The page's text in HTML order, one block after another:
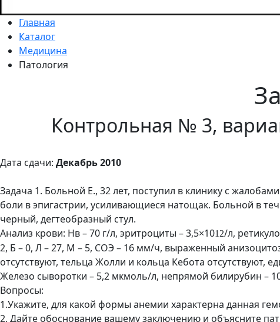
Главная
Каталог
Медицина
Патология
Контрольная № 3,
Дата сдачи: Декабрь 2010
Задача 1. Больной Е., 32 лет, поступил в клинику с
боли в эпигастрии, усиливающиеся натощак. Больной в
черный, дегтеобразный стул.
Анализ крови: Нв – 70 г/л, эритроциты – 3,5×1012/л,
2, Б – 0, Л – 27, М – 5, СОЭ – 16 мм/ч, выраженный
отсутствуют, тельца Жолли и кольца Кебота отсутствуют,
Железо сыворотки – 5,2 мкмоль/л, непрямой билирубин –
Вопросы:
1.Укажите, для какой формы анемии характерна данная
2. Дайте обоснование вашему заключению и объясните